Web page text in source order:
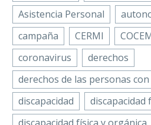
Asistencia Personal
campaña
CERMI
coronavirus
derechos
derechos de las personas con
discapacidad
discapacidad